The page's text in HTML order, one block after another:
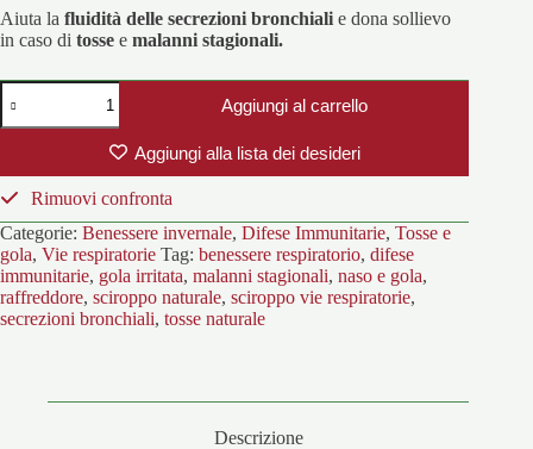
Aiuta la fluidità delle secrezioni bronchiali e dona sollievo
in caso di tosse e malanni stagionali.
FG
Soluzione
quantità
Aggiungi al carrello
Aggiungi alla lista dei desideri
Rimuovi confronta
Categorie: Benessere invernale, Difese Immunitarie, Tosse e
gola, Vie respiratorie Tag: benessere respiratorio, difese
immunitarie, gola irritata, malanni stagionali, naso e gola,
raffreddore, sciroppo naturale, sciroppo vie respiratorie,
secrezioni bronchiali, tosse naturale
Descrizione